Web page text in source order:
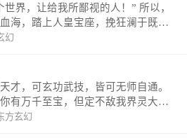
界，让给我所鄙视的人！” 所以，
海，踏上人皇宝座，挽狂澜于既
，成就了一段无上的传说！ 微信
地址：http://weibo.com/u/25284575
【VIP订阅群】 欢迎大家关注。
幻
才，可玄功武技，皆可无师自通。
有万千至宝，但定不敌我界灵大
方玄幻